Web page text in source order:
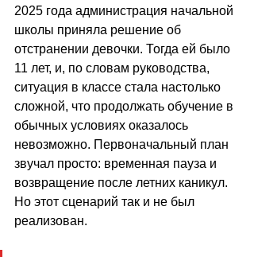
2025 года администрация начальной
школы приняла решение об
отстранении девочки. Тогда ей было
11 лет, и, по словам руководства,
ситуация в классе стала настолько
сложной, что продолжать обучение в
обычных условиях оказалось
невозможно. Первоначальный план
звучал просто: временная пауза и
возвращение после летних каникул.
Но этот сценарий так и не был
реализован.